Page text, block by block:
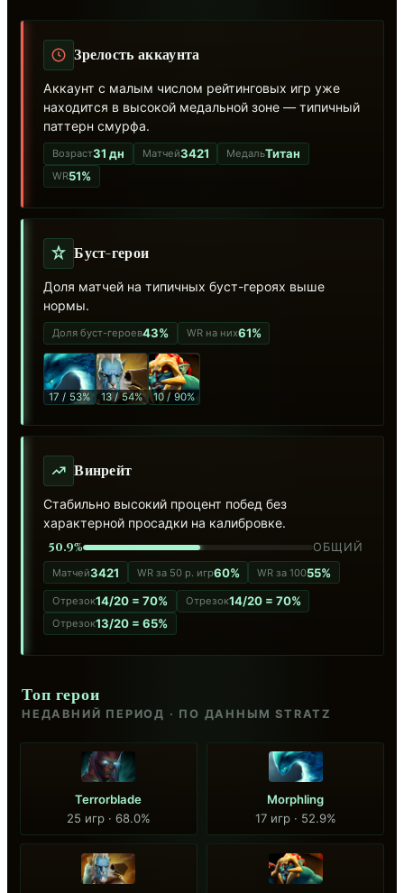
Зрелость аккаунта
Аккаунт с малым числом рейтинговых игр уже
находится в высокой медальной зоне — типичный
паттерн смурфа.
Возраст31 дн Матчей3421 МедальТитан
WR51%
Буст-герои
Доля матчей на типичных буст-героях выше
нормы.
Доля буст-героев43% WR на них61%
17 / 53% 13 / 54% 10 / 90%
Винрейт
Стабильно высокий процент побед без
характерной просадки на калибровке.
50.9% ОБЩИЙ
Матчей3421 WR за 50 р. игр60% WR за 10055%
Отрезок14/20 = 70% Отрезок14/20 = 70%
Отрезок13/20 = 65%
Топ герои
НЕДАВНИЙ ПЕРИОД · ПО ДАННЫМ STRATZ
Terrorblade
25 игр · 68.0%
Morphling
17 игр · 52.9%